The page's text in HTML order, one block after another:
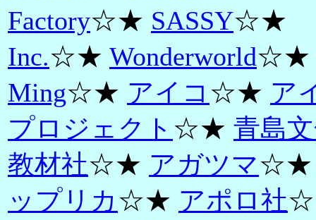
Factory☆★ SASSY☆★
Inc.☆★ Wonderworld☆★
Ming☆★ アイコ ☆★ ア
プロジェクト ☆★ 青島
教材社☆★ アガツマ
ップリカ ☆★ アポロ社